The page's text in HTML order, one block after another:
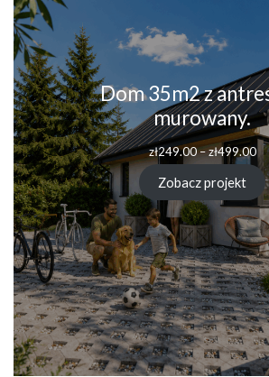
Dom 35m2 z
murowany.
zł249.00–zł499.00
cen:
od
do
Zobacz projekt